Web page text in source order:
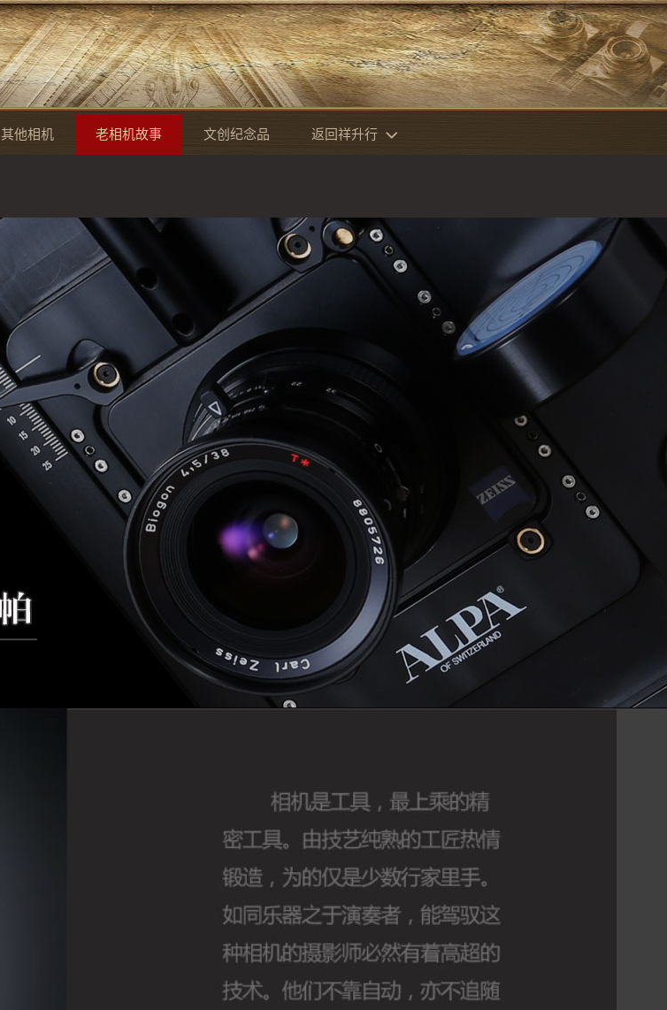
其他相机 老相机故事 文创纪念品 返回祥升行